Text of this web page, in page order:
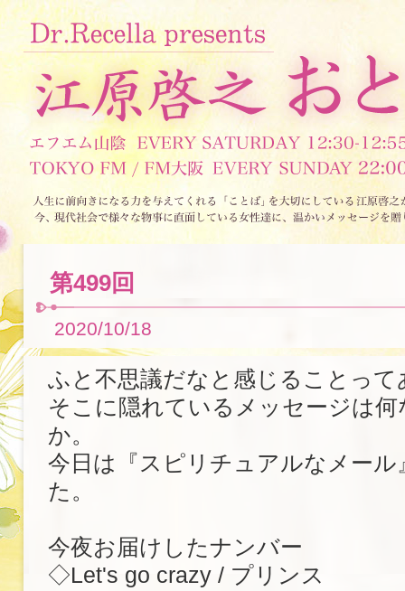
第499回
2020/10/18
ふと不思議だなと感じることっ
そこに隠れているメッセージは
か。
今日は『スピリチュアルなメール
た。
今夜お届けしたナンバー
◇Let's go crazy / プリンス